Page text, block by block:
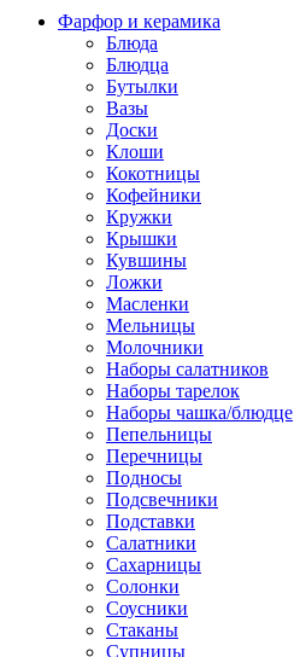
Фарфор и керамика
Блюда
Блюдца
Бутылки
Вазы
Доски
Клоши
Кокотницы
Кофейники
Кружки
Крышки
Кувшины
Ложки
Масленки
Мельницы
Молочники
Наборы салатников
Наборы тарелок
Наборы чашка/блюдце
Пепельницы
Перечницы
Подносы
Подсвечники
Подставки
Салатники
Сахарницы
Солонки
Соусники
Стаканы
Супницы